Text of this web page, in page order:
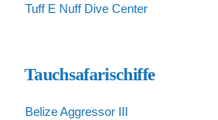
Tuff E Nuff Dive Center
Tauchsafarischiffe
Belize Aggressor III